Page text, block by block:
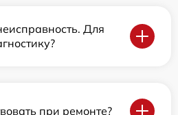
Для
при ремонте?